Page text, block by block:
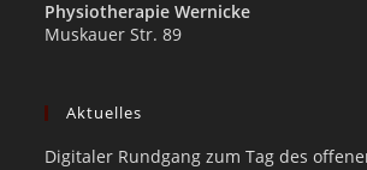
Physiotherapie Wernicke
Muskauer Str. 89
Aktuelles
Digitaler Rundgang zum Tag des